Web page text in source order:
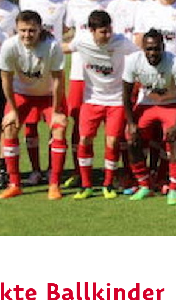
Ballkinder